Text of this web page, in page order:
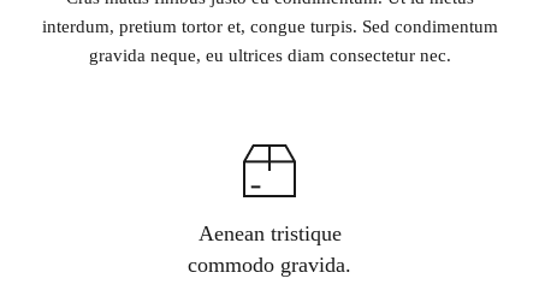
interdum, pretium tortor et, congue turpis. Sed condimentum
gravida neque, eu ultrices diam consectetur nec.
Aenean tristique
commodo gravida.